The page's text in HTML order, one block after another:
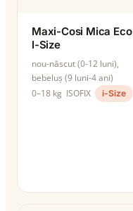
Maxi-Cosi Mica Eco
I-Size
nou-născut (0-12 luni),
bebeluș (9 luni-4 ani)
0–18 kg ISOFIX i-Size